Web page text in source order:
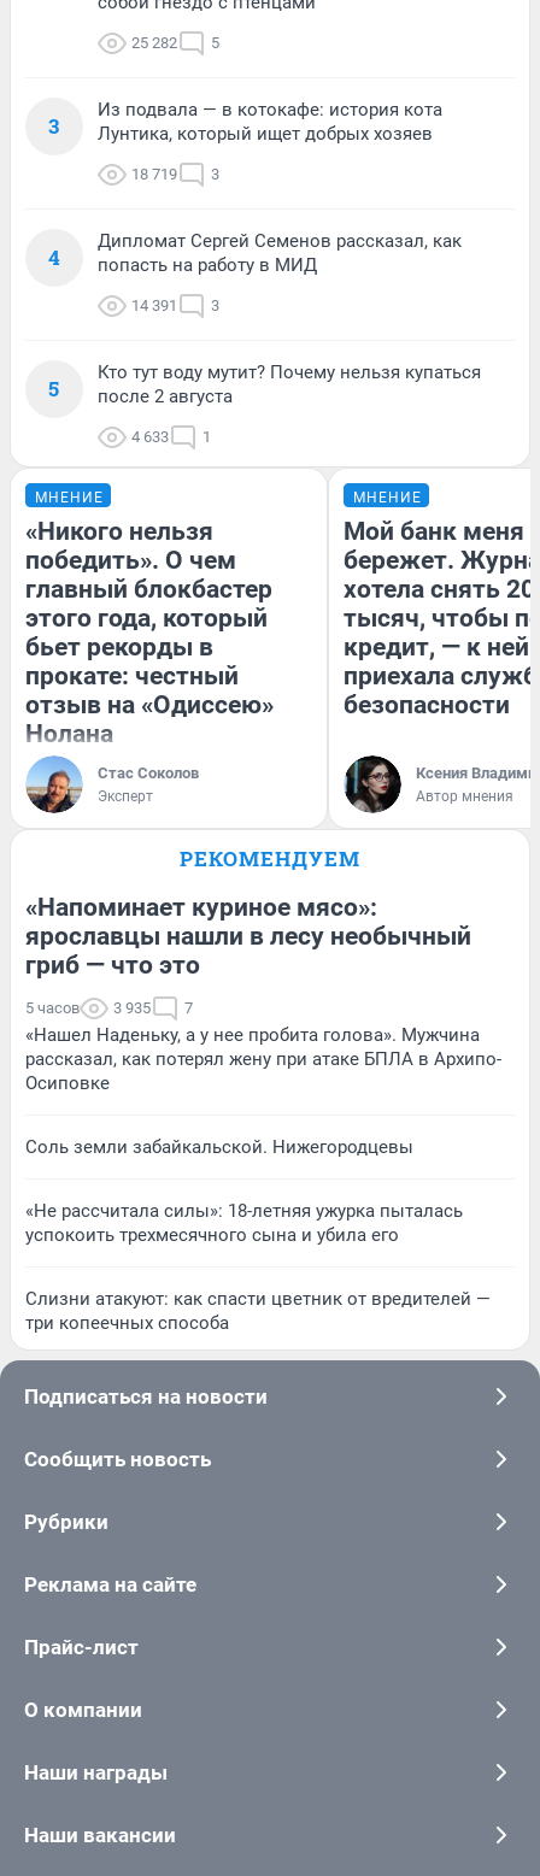
25 282 5
3
Из подвала — в котокафе: история кота
Лунтика, который ищет добрых хозяев
18 719 3
4
Дипломат Сергей Семенов рассказал, как
попасть на работу в МИД
14 391 3
5
Кто тут воду мутит? Почему нельзя купаться
после 2 августа
4 633 1
МНЕНИЕ
«Никого нельзя
победить». О чем
главный блокбастер
этого года, который
бьет рекорды в
прокате: честный
отзыв на «Одиссею»
Нолана
Стас Соколов
Эксперт
МНЕНИЕ
Мой банк меня
бережет.
хотела снять
тысяч, чтобы
кредит, — к
приехала
безопасности
Ксения
Автор мнения
РЕКОМЕНДУЕМ
«Напоминает куриное мясо»:
ярославцы нашли в лесу необычный
гриб — что это
5 часов 3 935 7
«Нашел Наденьку, а у нее пробита голова». Мужчина
рассказал, как потерял жену при атаке БПЛА в Архипо-
Осиповке
Соль земли забайкальской. Нижегородцевы
«Не рассчитала силы»: 18-летняя ужурка пыталась
успокоить трехмесячного сына и убила его
Слизни атакуют: как спасти цветник от вредителей —
три копеечных способа
Подписаться на новости
Сообщить новость
Рубрики
Реклама на сайте
Прайс-лист
О компании
Наши награды
Наши вакансии